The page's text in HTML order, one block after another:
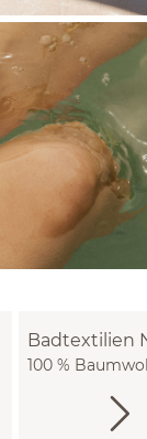
Badtextilien
100 %